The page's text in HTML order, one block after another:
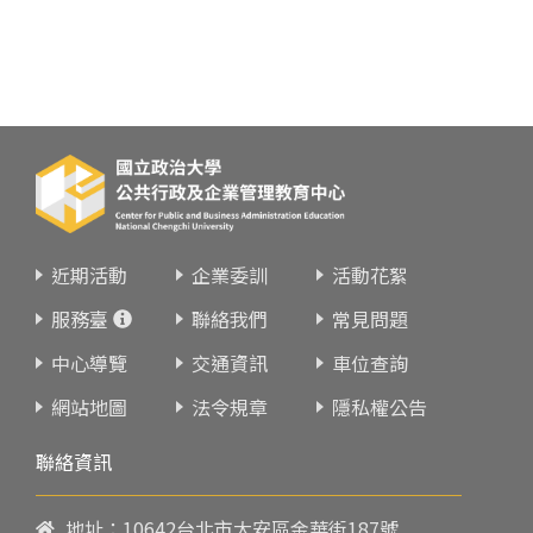
近期活動 企業委訓
活動花絮
服務臺
聯絡我們
常見問題
中心導覽
交通資訊
車位查詢
網站地圖
法令規章
隱私權公告
聯絡資訊